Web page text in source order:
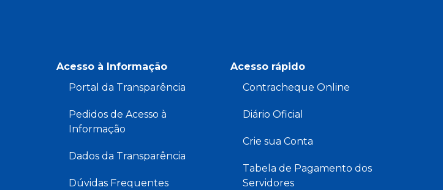
Acesso à Informação
Portal da Transparência
Pedidos de Acesso à
Informação
Dados da Transparência
Dúvidas Frequentes
Acesso rápido
Contracheque Online
Diário Oficial
Crie sua Conta
Tabela de Pagamento dos
Servidores